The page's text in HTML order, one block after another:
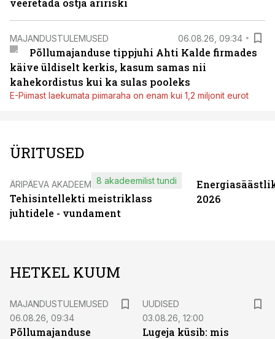
veeretada ostja äririski
MAJANDUSTULEMUSED 06.08.26, 09:34
Põllumajanduse tippjuhi Ahti Kalde firmades
käive üldiselt kerkis, kasum samas nii
kahekordistus kui ka sulas pooleks
E-Piimast laekumata piimaraha on enam kui 1,2 miljonit eurot
ÜRITUSED
ÄRIPÄEVA AKADEEMIA
Tehisintellekti meistriklass
juhtidele - vundament
8 akadeemilist tundi
2026
HETKEL KUUM
MAJANDUSTULEMUSED
06.08.26, 09:34
Põllumajanduse
UUDISED
03.08.26, 12:00
Lugeja küsib: mis